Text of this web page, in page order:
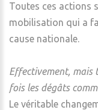
Toutes ces actions
mobilisation qui a
cause nationale.
Effectivement, mais
fois les dégâts
Le véritable